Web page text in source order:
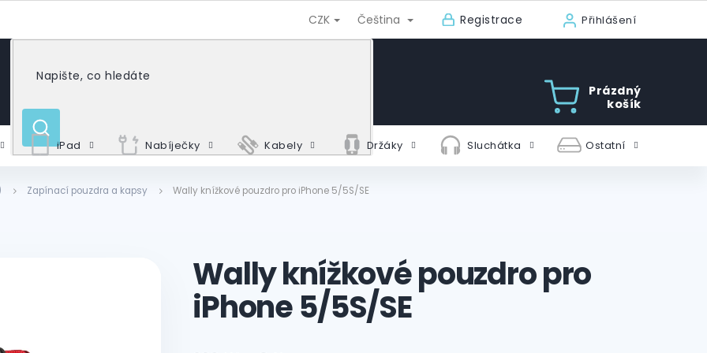
CZK Čeština Registrace Přihlášení
HLEDAT
Prázdný
košík
iPad Nabíječky Kabely Držáky Sluchátka Ostatní
Zapínací pouzdra a kapsy Wally knížkové pouzdro pro iPhone 5/5S/SE
Wally knížkové pouzdro pro
iPhone 5/5S/SE